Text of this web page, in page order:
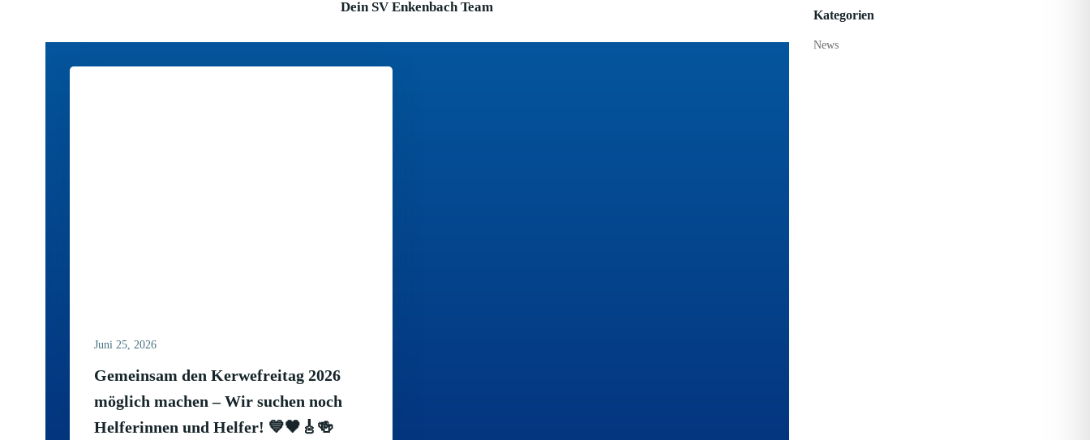
Dein SV Enkenbach Team
Juni 25, 2026
Gemeinsam den Kerwefreitag 2026
möglich machen – Wir suchen noch
Helferinnen und Helfer! 💙🖤🎸🍻
Kategorien
News